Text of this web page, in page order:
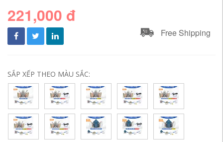
221,000 đ
Free Shipping
SẮP XẾP THEO MÀU SẮC: